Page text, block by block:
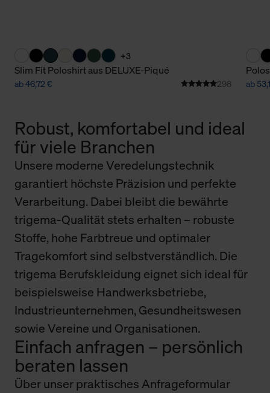
+3
Slim Fit Poloshirt aus DELUXE-Piqué
ab 46,72 € 298 ab
Robust, komfortabel und ideal
für viele Branchen
Unsere moderne Veredelungstechnik
garantiert höchste Präzision und perfekte
Verarbeitung. Dabei bleibt die bewährte
trigema-Qualität stets erhalten – robuste
Stoffe, hohe Farbtreue und optimaler
Tragekomfort sind selbstverständlich. Die
trigema Berufskleidung eignet sich ideal für
beispielsweise Handwerksbetriebe,
Industrieunternehmen, Gesundheitswesen
sowie Vereine und Organisationen.
Einfach anfragen – persönlich
beraten lassen
Über unser praktisches Anfrageformular